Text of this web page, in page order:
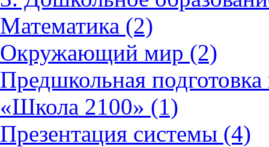
Математика (2)
Окружающий мир (2)
Предшкольная
«Школа 2100» (1)
Презентация системы (4)